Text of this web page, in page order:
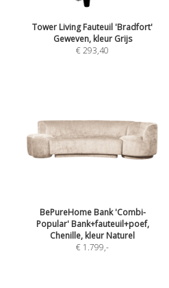
Tower Living Fauteuil 'Bradfort'
Geweven, kleur Grijs
€ 293,40
BePureHome Bank 'Combi-
Popular' Bank+fauteuil+poef,
Chenille, kleur Naturel
€ 1.799,-